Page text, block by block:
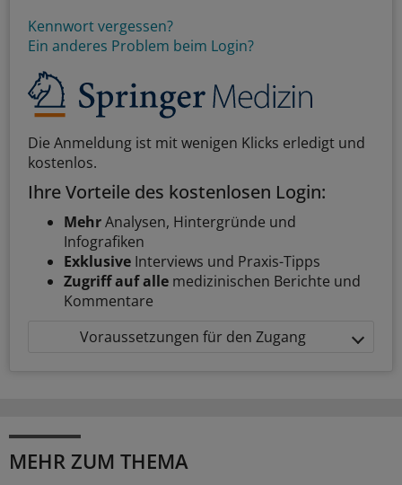
Kennwort vergessen?
Ein anderes Problem beim Login?
Die Anmeldung ist mit wenigen Klicks erledigt und
kostenlos.
Ihre Vorteile des kostenlosen Login:
MehrAnalysen, Hintergründe und
Infografiken
Exklusive Interviews und Praxis-Tipps
Zugriff auf alle medizinischen Berichte und
Kommentare
Voraussetzungen für den Zugang
MEHR ZUM THEMA